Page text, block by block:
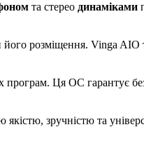
та стерео динаміками
його розміщення. Vinga AIO
Ця ОС гарантує
зручністю та